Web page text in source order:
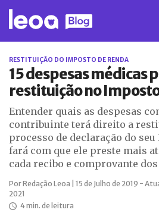
RESTITUIÇÃO DO IMPOSTO DE RENDA
15 despesas médicas
restituição no
Entender quais as despesas
contribuinte terá direito a
processo de declaração do seu
fará com que ele preste mais
cada recibo e comprovante
Por Redação Leoa | 15 de Julho de 2019 -
2021
4 min. de leitura